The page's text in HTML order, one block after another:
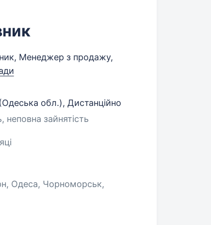
Менеджер з продажу,
обл.), Дистанційно
неповна зайнятість
Одеса, Чорноморськ,